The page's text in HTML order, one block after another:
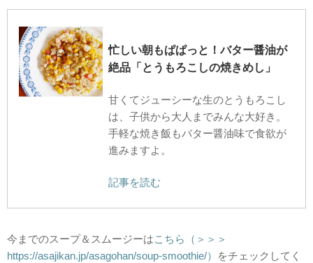
忙しい朝もぱぱっと！バター醤油が
絶品「とうもろこしの焼きめし」
甘くてジューシーな生のとうもろこし
は、子供から大人までみんな大好き。
手軽な焼き飯もバター醤油味で食欲が
進みますよ。
記事を読む
今までのスープ＆スムージーはこちら（＞＞＞
https://asajikan.jp/asagohan/soup-smoothie/）
をチェックしてく